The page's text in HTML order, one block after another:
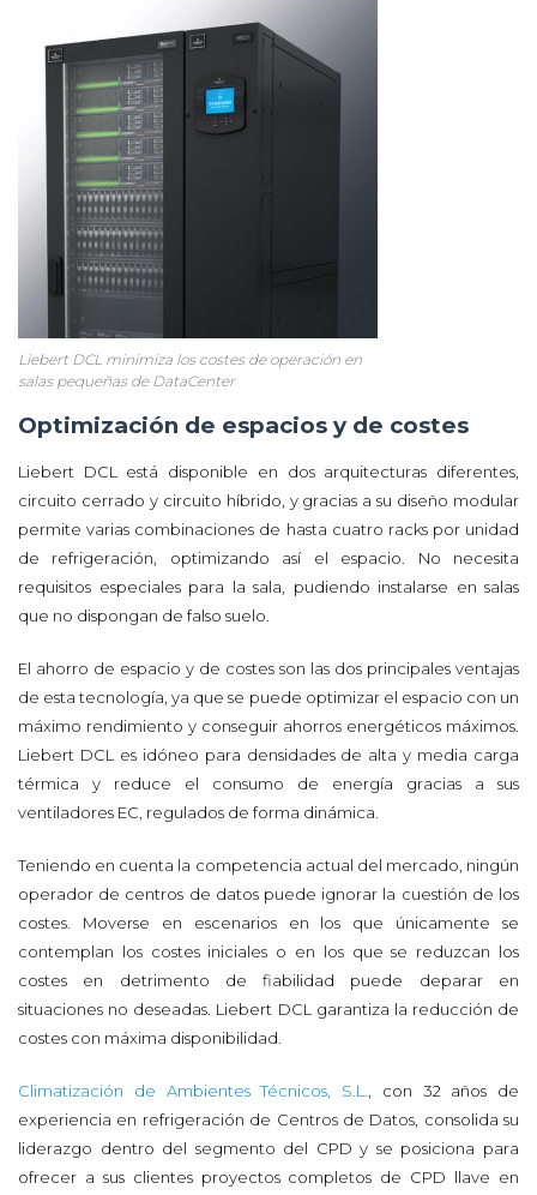
Liebert DCL minimiza los costes de operación en
salas pequeñas de DataCenter
Optimización de espacios y de costes
Liebert DCL está disponible en dos arquitecturas diferentes,
circuito cerrado y circuito híbrido, y gracias a su diseño modular
permite varias combinaciones de hasta cuatro racks por unidad
de refrigeración, optimizando así el espacio. No necesita
requisitos especiales para la sala, pudiendo instalarse en salas
que no dispongan de falso suelo.
El ahorro de espacio y de costes son las dos principales ventajas
de esta tecnología, ya que se puede optimizar el espacio con un
máximo rendimiento y conseguir ahorros energéticos máximos.
Liebert DCL es idóneo para densidades de alta y media carga
térmica y reduce el consumo de energía gracias a sus
ventiladores EC, regulados de forma dinámica.
Teniendo en cuenta la competencia actual del mercado, ningún
operador de centros de datos puede ignorar la cuestión de los
costes. Moverse en escenarios en los que únicamente se
contemplan los costes iniciales o en los que se reduzcan los
costes en detrimento de fiabilidad puede deparar en
situaciones no deseadas. Liebert DCL garantiza la reducción de
costes con máxima disponibilidad.
Climatización de Ambientes Técnicos, S.L.
, con 32 años de
experiencia en refrigeración de Centros de Datos, consolida su
liderazgo dentro del segmento del CPD y se posiciona para
ofrecer a sus clientes proyectos completos de CPD llave en